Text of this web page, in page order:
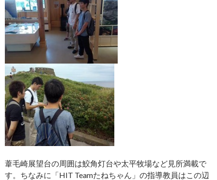
葦毛崎展望台の周囲は鮫角灯台や太平牧場など見所満載で
す。ちなみに「HIT Teamたねちゃん」の指導教員はこの辺